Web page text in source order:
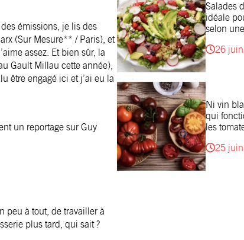
émissions, je lis des
(Sur Mesure** / Paris), et
assez. Et bien sûr, la
Gault Millau cette année),
être engagé ici et j’ai eu la
un reportage sur Guy
peu à tout, de travailler à
plus tard, qui sait ?
Salades
idéale
selon
26
Ni vin
qui
les
25